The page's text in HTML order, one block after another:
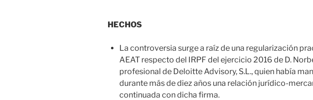
HECHOS
La controversia surge a raíz de una regularización
AEAT respecto del IRPF del ejercicio 2016 de D.
profesional de Deloitte Advisory, S.L., quien había
durante más de diez años una relación jurídico-
continuada con dicha firma.